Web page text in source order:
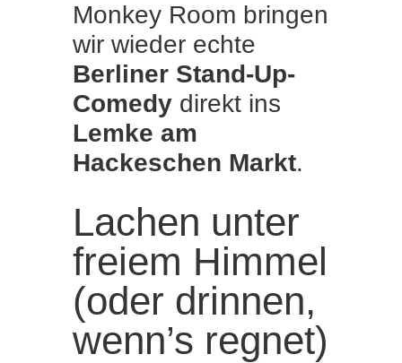
Monkey Room bringen
wir wieder echte
Berliner Stand-Up-
Comedydirekt ins
Lemke am
Hackeschen Markt.
Lachen unter
freiem Himmel
(oder drinnen,
wenn’s regnet)